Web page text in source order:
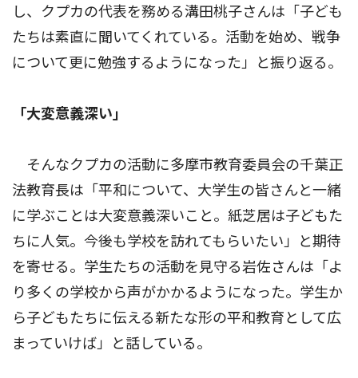
し、クプカの代表を務める溝田桃子さんは「子ども
たちは素直に聞いてくれている。活動を始め、戦争
について更に勉強するようになった」と振り返る。
「大変意義深い」
そんなクプカの活動に多摩市教育委員会の千葉正
法教育長は「平和について、大学生の皆さんと一緒
に学ぶことは大変意義深いこと。紙芝居は子どもた
ちに人気。今後も学校を訪れてもらいたい」と期待
を寄せる。学生たちの活動を見守る岩佐さんは「よ
り多くの学校から声がかかるようになった。学生か
ら子どもたちに伝える新たな形の平和教育として広
まっていけば」と話している。